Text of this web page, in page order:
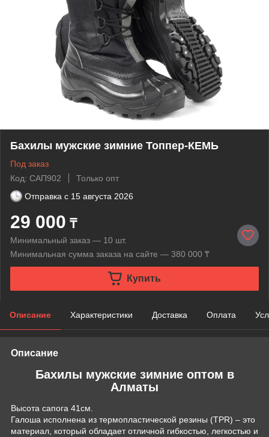
Бахилы мужские зимние Топпер-КЕМЬ
Под заказ
Код: САП902
Только опт
Отправка с 15 августа 2026
29 000 ₸
Минимальный заказ — 10 шт.
Минимальная сумма заказа на сайте — 380 000 ₸
Купить
Описание Характеристики Доставка Оплата
Описание
Бахилы мужские зимние оптом в
Алматы
Высота сапога 41см.
Галоша исполнена из термопластической резины (TPR) – это
материал, который обладает отличной гибкостью, легкостью и